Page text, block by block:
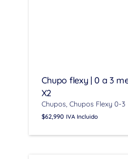
Chupo flexy | 0 a 3
X2
Chupos Chupos Flexy 0-3
$62,990 IVA Incluido